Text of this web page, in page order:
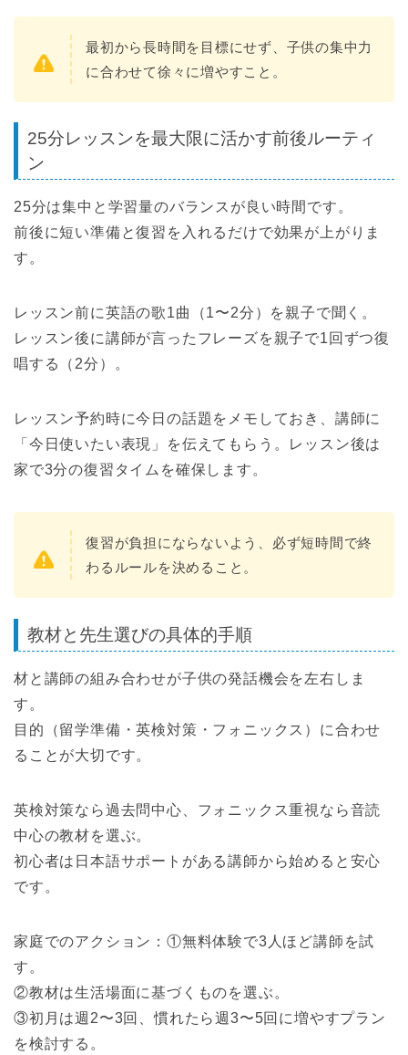
最初から長時間を目標にせず、子供の集中力
に合わせて徐々に増やすこと。
25分レッスンを最大限に活かす前後ルーティ
ン
25分は集中と学習量のバランスが良い時間です。
前後に短い準備と復習を入れるだけで効果が上がりま
す。
レッスン前に英語の歌1曲（1〜2分）を親子で聞く。
レッスン後に講師が言ったフレーズを親子で1回ずつ復
唱する（2分）。
レッスン予約時に今日の話題をメモしておき、講師に
「今日使いたい表現」を伝えてもらう。レッスン後は
家で3分の復習タイムを確保します。
復習が負担にならないよう、必ず短時間で終
わるルールを決めること。
教材と先生選びの具体的手順
材と講師の組み合わせが子供の発話機会を左右しま
す。
目的（留学準備・英検対策・フォニックス）に合わせ
ることが大切です。
英検対策なら過去問中心、フォニックス重視なら音読
中心の教材を選ぶ。
初心者は日本語サポートがある講師から始めると安心
です。
家庭でのアクション：①無料体験で3人ほど講師を試
す。
②教材は生活場面に基づくものを選ぶ。
③初月は週2〜3回、慣れたら週3〜5回に増やすプラン
を検討する。